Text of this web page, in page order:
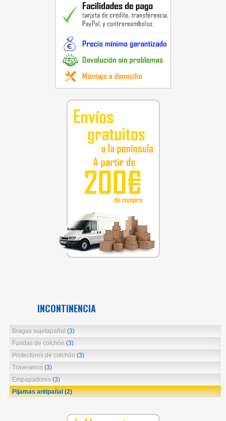
INCONTINENCIA
Bragas sujetapañal (3)
Fundas de colchón (3)
Protectores de colchón (3)
Traveseros (3)
Empapadores (3)
Pijamas antipañal(2)